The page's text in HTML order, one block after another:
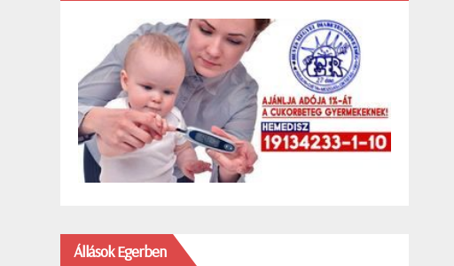
Állások Egerben